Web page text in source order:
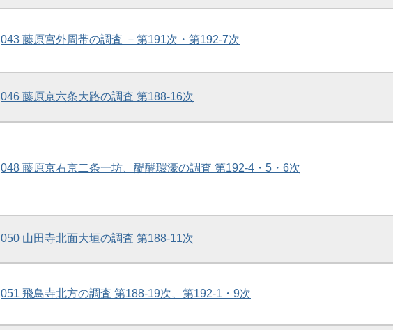
043 藤原宮外周帯の調査 －第191次・第192-7次
046 藤原京六条大路の調査 第188-16次
048 藤原京右京二条一坊、醍醐環濠の調査 第192-4・5・6次
050 山田寺北面大垣の調査 第188-11次
051 飛鳥寺北方の調査 第188-19次、第192-1・9次